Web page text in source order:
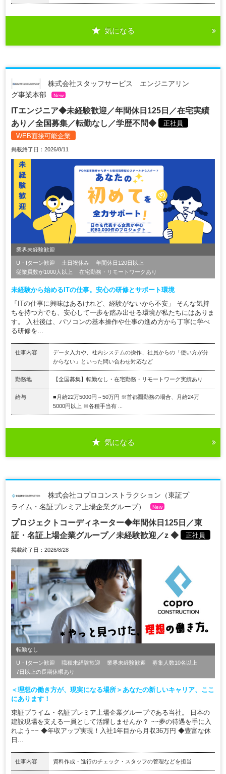
気になる
株式会社スタッフサービス エンジニアリン
グ事業本部
New
ITエンジニア◆未経験歓迎／年間休日125日／在宅実績
あり／全国募集／転勤なし／学歴不問◆
正社員
WEB面接可能企業
掲載終了日：2026/8/11
業界未経験歓迎
U・Iターン歓迎 土日祝休み
年間休日120日以上
従業員数が1000人以上
在宅勤務・リモートワークあり
未経験から始めるITの仕事。安心の研修とサポート環境
「ITの仕事に興味はあるけれど、経験がないから不安」 そんな気持
ちを持つ方でも、安心して一歩を踏み出せる環境が私たちにはありま
す。 入社後は、パソコンの基本操作や仕事の進め方から丁寧に学べ
る研修を...
仕事内容
データ入力や、社内システムの操作、社員からの「使い方が分
からない」といった問い合わせ対応など
勤務地 【全国募集】転勤なし・在宅勤務・リモートワーク実績あり
給与
■月給22万5000円～50万円 ※首都圏勤務の場合、月給24万
5000円以上 ※各種手当有 ...
気になる
株式会社コプロコンストラクション（東証プ
ライム・名証プレミア上場企業グループ）
New
プロジェクトコーディネーター◆年間休日125日／東
証・名証上場企業グループ／未経験歓迎／z ◆
正社員
掲載終了日：2026/8/28
転勤なし
U・Iターン歓迎 職種未経験歓迎 業界未経験歓迎
募集人数10名以上
7日以上の長期休暇あり
＜理想の働き方が、現実になる場所＞あなたの新しいキャリア、ここ
にあります！
東証プライム・名証プレミア上場企業グループである当社。 日本の
建設現場を支える一員として活躍しませんか？ ~~夢の待遇を手に入
れよう~~ ◆年収アップ実現！入社1年目から月収36万円 ◆豊富な休
日...
仕事内容 資料作成・進行のチェック・スタッフの管理などを担当